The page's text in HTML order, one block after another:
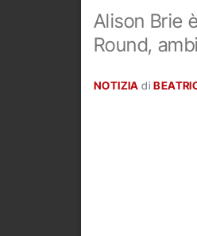
Alison Brie
Round,
NOTIZIA di